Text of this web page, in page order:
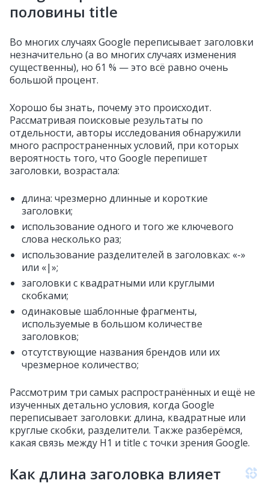
половины title
Во многих случаях Google переписывает заголовки
незначительно (а во многих случаях изменения
существенны), но 61 % — это всё равно очень
большой процент.
Хорошо бы знать, почему это происходит.
Рассматривая поисковые результаты по
отдельности, авторы исследования обнаружили
много распространенных условий, при которых
вероятность того, что Google перепишет
заголовки, возрастала:
длина: чрезмерно длинные и короткие
заголовки;
использование одного и того же ключевого
слова несколько раз;
использование разделителей в заголовках: «-»
или «|»;
заголовки с квадратными или круглыми
скобками;
одинаковые шаблонные фрагменты,
используемые в большом количестве
заголовков;
отсутствующие названия брендов или их
чрезмерное количество;
Рассмотрим три самых распространённых и ещё не
изученных детально условия, когда Google
переписывает заголовки: длина, квадратные или
круглые скобки, разделители. Также разберёмся,
какая связь между H1 и title с точки зрения Google.
Как длина заголовка влияет